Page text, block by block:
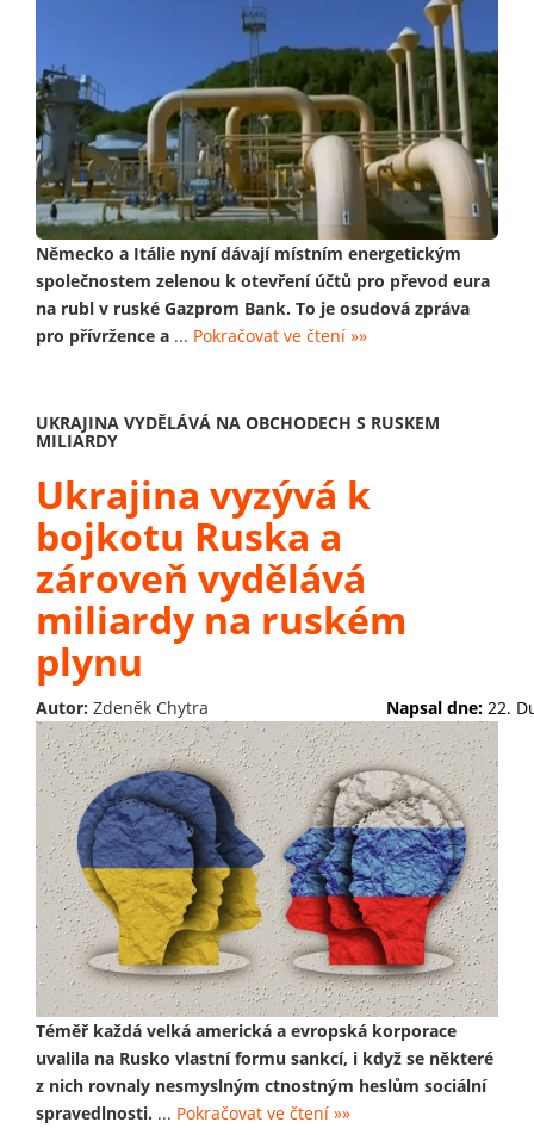
Německo a Itálie nyní dávají místním energetickým
společnostem zelenou k otevření účtů pro převod eura
na rubl v ruské Gazprom Bank. To je osudová zpráva
pro přívržence a ... Pokračovat ve čtení »»
UKRAJINA VYDĚLÁVÁ NA OBCHODECH S RUSKEM
MILIARDY
Ukrajina vyzývá k
bojkotu Ruska a
zároveň vydělává
miliardy na ruském
plynu
Autor: Zdeněk Chytra Napsal dne: 22.
Téměř každá velká americká a evropská korporace
uvalila na Rusko vlastní formu sankcí, i když se některé
z nich rovnaly nesmyslným ctnostným heslům sociální
spravedlnosti. ... Pokračovat ve čtení »»